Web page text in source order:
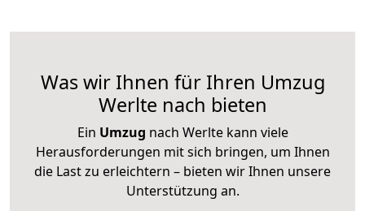
Was wir Ihnen für Ihren Umzug
Werlte nach bieten
Ein Umzug nach Werlte kann viele
Herausforderungen mit sich bringen, um Ihnen
die Last zu erleichtern – bieten wir Ihnen unsere
Unterstützung an.